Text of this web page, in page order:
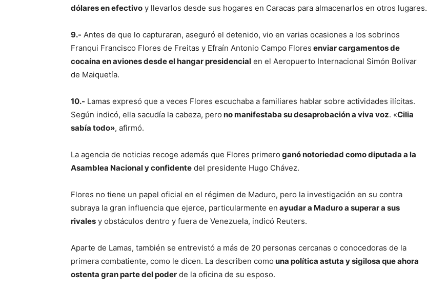
dólares en efectivo y llevarlos desde sus hogares en Caracas para almacenarlos en otros lugares.
9.- Antes de que lo capturaran, aseguró el detenido, vio en varias ocasiones a los sobrinos
Franqui Francisco Flores de Freitas y Efraín Antonio Campo Flores enviar cargamentos de
cocaína en aviones desde el hangar presidencial en el Aeropuerto Internacional Simón Bolívar
de Maiquetía.
10.- Lamas expresó que a veces Flores escuchaba a familiares hablar sobre actividades ilícitas.
Según indicó, ella sacudía la cabeza, pero no manifestaba su desaprobación a viva voz. «Cilia
sabía todo», afirmó.
La agencia de noticias recoge además que Flores primero ganó notoriedad como diputada a la
Asamblea Nacional y confidente del presidente Hugo Chávez.
Flores no tiene un papel oficial en el régimen de Maduro, pero la investigación en su contra
subraya la gran influencia que ejerce, particularmente en ayudar a Maduro a superar a sus
rivales y obstáculos dentro y fuera de Venezuela, indicó Reuters.
Aparte de Lamas, también se entrevistó a más de 20 personas cercanas o conocedoras de la
primera combatiente, como le dicen. La describen como una política astuta y sigilosa que ahora
ostenta gran parte del poder de la oficina de su esposo.